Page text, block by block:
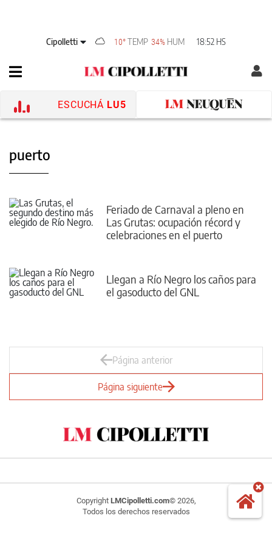
Cipolletti 10°TEMP 34% HUM 18:52 HS
ESCUCHÁ LU5
puerto
Feriado de Carnaval a pleno en
Las Grutas: ocupación récord y
celebraciones en el puerto
Llegan a Río Negro los caños para
el gasoducto del GNL
Página anterior
Página siguiente
Copyright LMCipolletti.com© 2026,
Todos los derechos reservados